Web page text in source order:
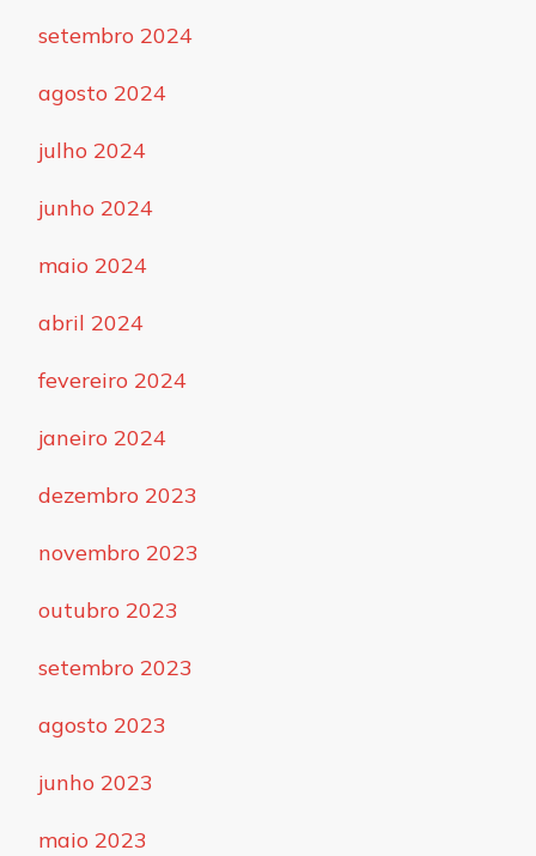
setembro 2024
agosto 2024
julho 2024
junho 2024
maio 2024
abril 2024
fevereiro 2024
janeiro 2024
dezembro 2023
novembro 2023
outubro 2023
setembro 2023
agosto 2023
junho 2023
maio 2023